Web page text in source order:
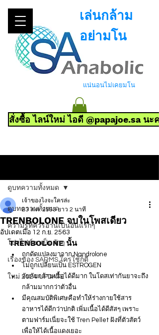
เล่นกล้าม
อย่ามโน
แน่นอนไม่เคยมโน
สั่งซื้อ ไลน์ใหม่ ไอดี @papajoe.sa น
ดูบทความทั้งหมด
ความรู้ที่ควรอ่านเป็นอันแรกๆ
โปรไฟล์ยาเป็นตัวๆ
เรื่องของ SARMS ใครใช้ก็ดี
ใหม่ 2024 UPDATE
ดูบทความทั้งหมด
TRENBOLONE จบในโพสเดียว
เจ้าของไงจะใครล่ะ
23 ส.ค. 2563 ยาว 2 นาที
อัปเดตเมื่อ 12 ก.ย. 2563
TRENBOLONE นั้น
ถูกดัดแปลงมาจาก Nandrolone
ไม่ถูกเปลี่ยนเป็น ESTROGEN
จับกับกล้ามเนื้อได้ดีมาก ในโดสเท่ากันยาจะถึง
กล้ามมากกว่าตัวอื่น
มีคุณสมบัติพิเศษคือทำให้ร่างกายใช้สาร
อาหารได้ดีกว่าปกติ เพิ่มเนื้อได้ดีสัสๆ เพราะ
ตามฟาร์มเนี่ยจะใช้ Tren Pellet ฝังที่ตัวสัตว์
เพื่อให้ได้เนื้อแดงเยอะ